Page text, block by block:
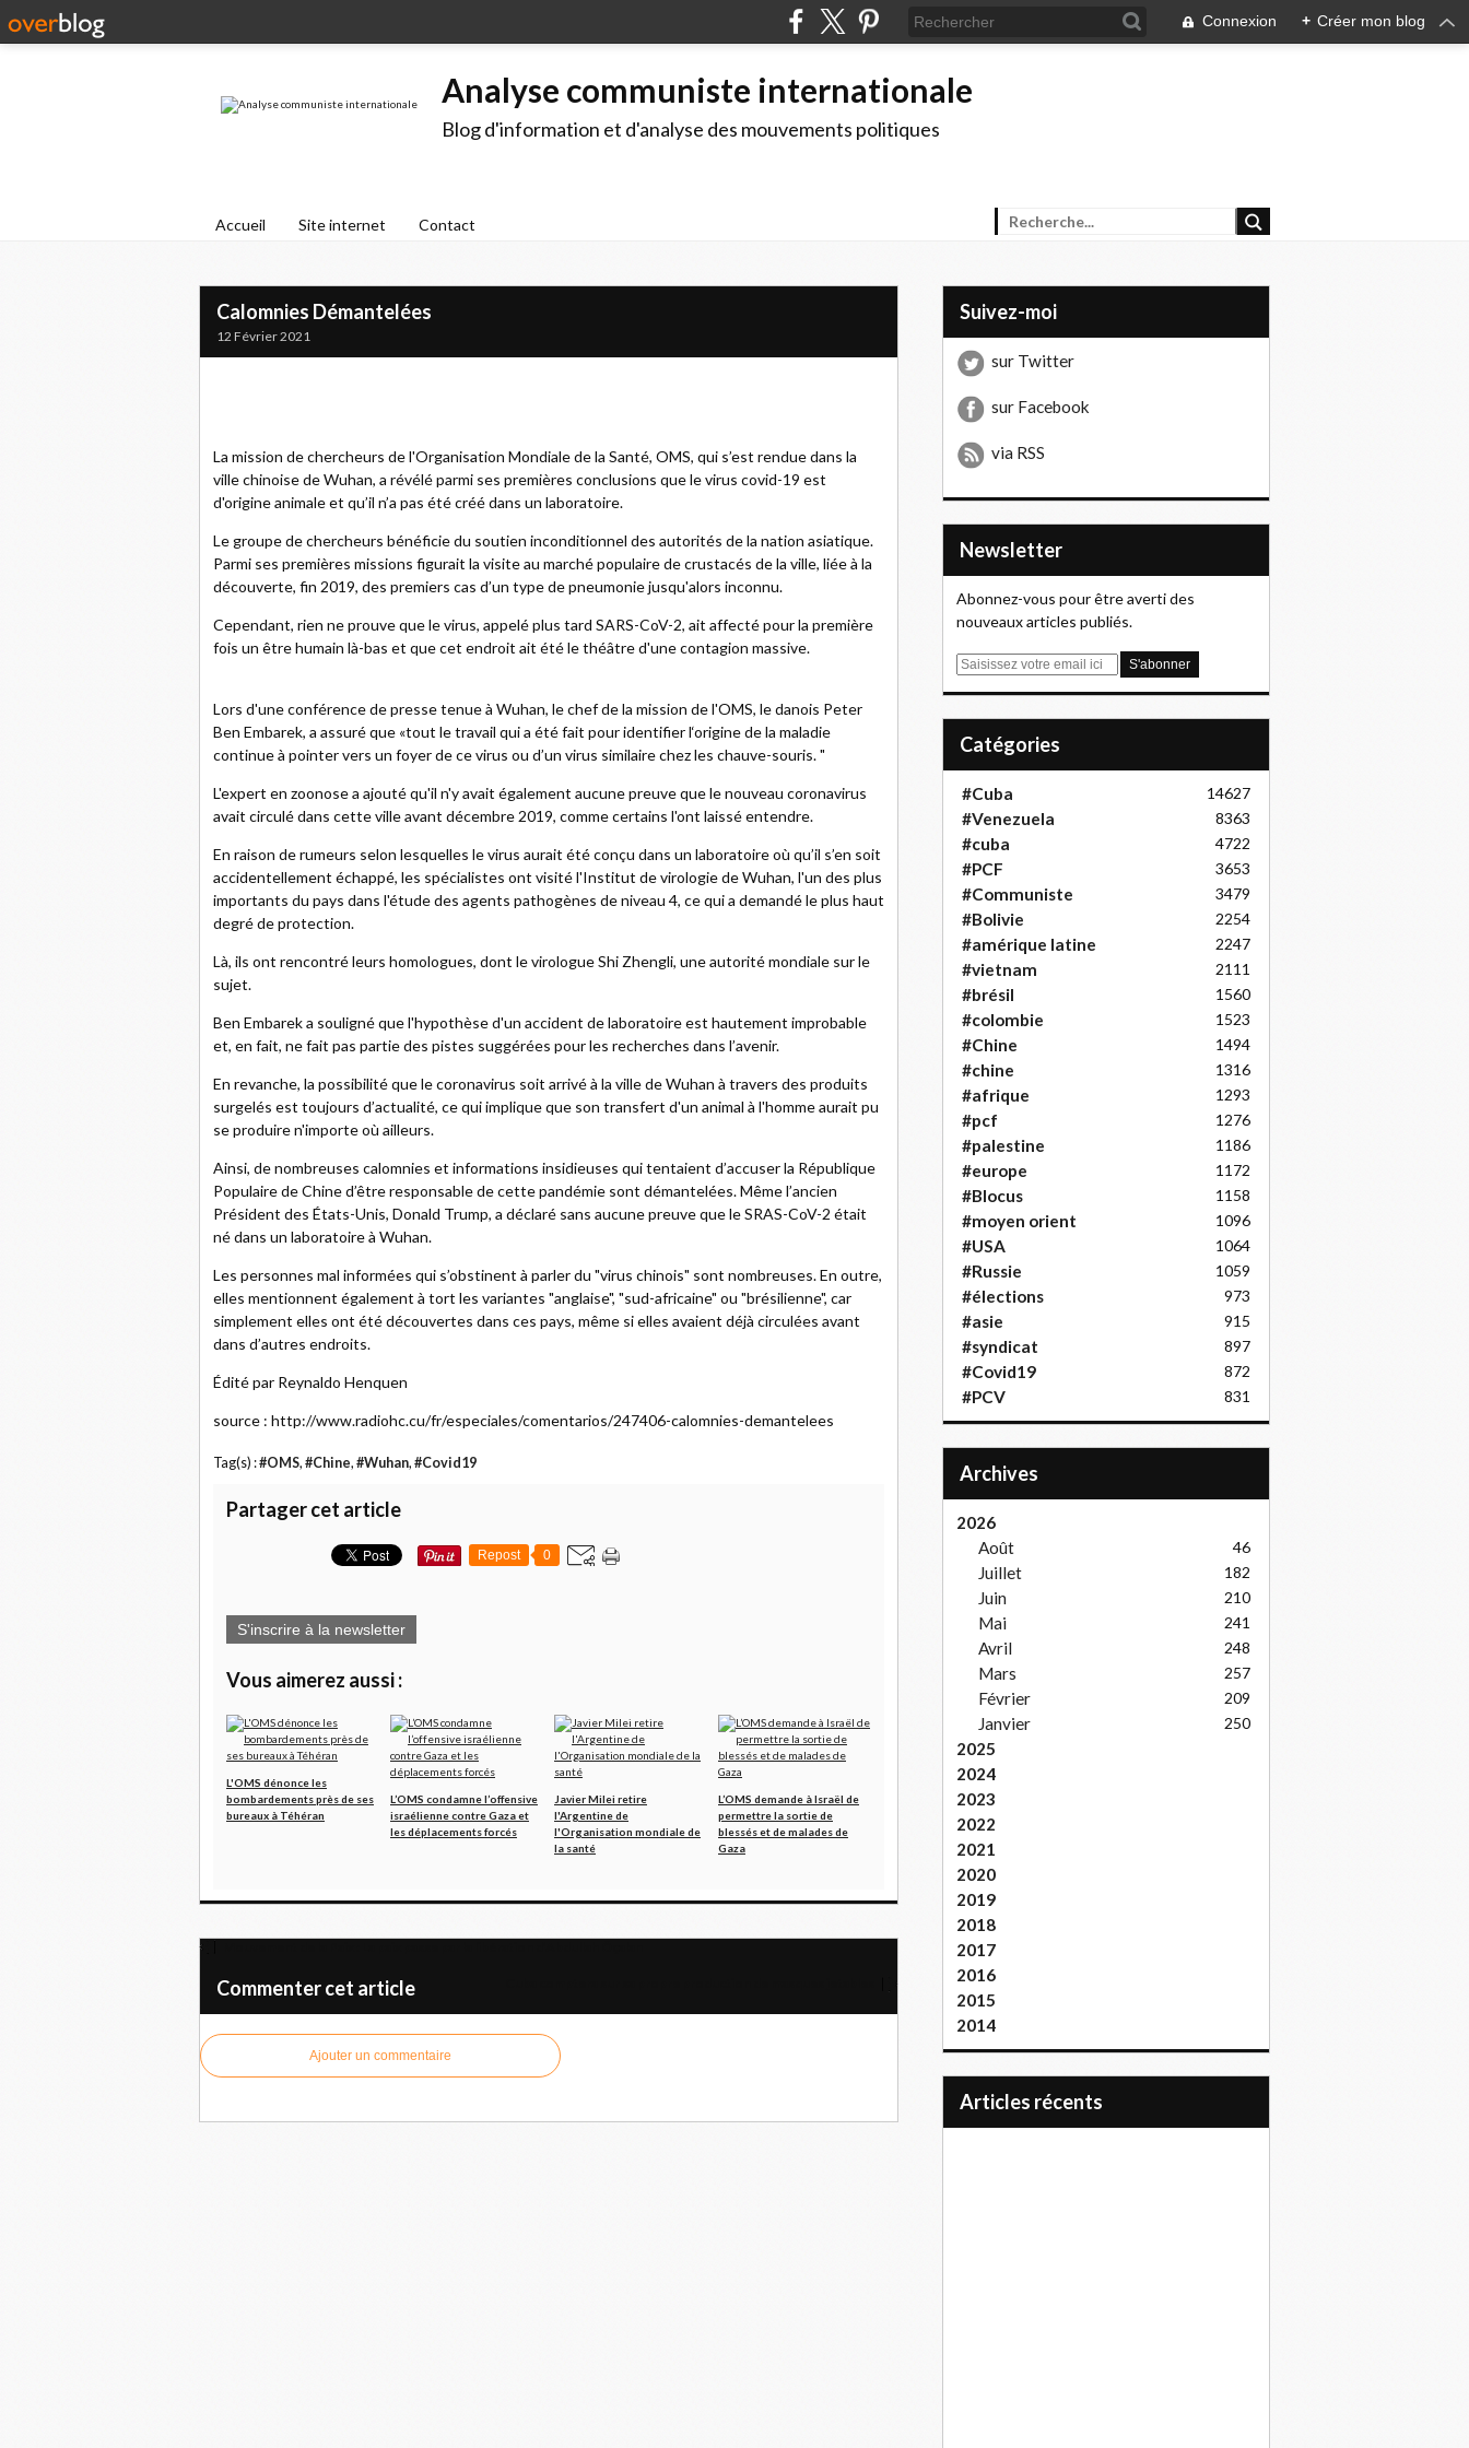
Connexion + Créer mon blog
Analyse communiste internationale
Blog d'information et d'analyse des mouvements politiques
Accueil Site internet Contact
Calomnies Démantelées
12 Février 2021
La mission de chercheurs de l'Organisation Mondiale de la Santé, OMS, qui s’est rendue dans la
ville chinoise de Wuhan, a révélé parmi ses premières conclusions que le virus covid-19 est
d'origine animale et qu’il n’a pas été créé dans un laboratoire.
Le groupe de chercheurs bénéficie du soutien inconditionnel des autorités de la nation asiatique.
Parmi ses premières missions figurait la visite au marché populaire de crustacés de la ville, liée à la
découverte, fin 2019, des premiers cas d’un type de pneumonie jusqu'alors inconnu.
Cependant, rien ne prouve que le virus, appelé plus tard SARS-CoV-2, ait affecté pour la première
fois un être humain là-bas et que cet endroit ait été le théâtre d'une contagion massive.
Lors d'une conférence de presse tenue à Wuhan, le chef de la mission de l'OMS, le danois Peter
Ben Embarek, a assuré que «tout le travail qui a été fait pour identifier l‘origine de la maladie
continue à pointer vers un foyer de ce virus ou d’un virus similaire chez les chauve-souris. "
L'expert en zoonose a ajouté qu'il n'y avait également aucune preuve que le nouveau coronavirus
avait circulé dans cette ville avant décembre 2019, comme certains l'ont laissé entendre.
En raison de rumeurs selon lesquelles le virus aurait été conçu dans un laboratoire où qu’il s’en soit
accidentellement échappé, les spécialistes ont visité l'Institut de virologie de Wuhan, l'un des plus
importants du pays dans l'étude des agents pathogènes de niveau 4, ce qui a demandé le plus haut
degré de protection.
Là, ils ont rencontré leurs homologues, dont le virologue Shi Zhengli, une autorité mondiale sur le
sujet.
Ben Embarek a souligné que l'hypothèse d'un accident de laboratoire est hautement improbable
et, en fait, ne fait pas partie des pistes suggérées pour les recherches dans l’avenir.
En revanche, la possibilité que le coronavirus soit arrivé à la ville de Wuhan à travers des produits
surgelés est toujours d’actualité, ce qui implique que son transfert d'un animal à l'homme aurait pu
se produire n'importe où ailleurs.
Ainsi, de nombreuses calomnies et informations insidieuses qui tentaient d’accuser la République
Populaire de Chine d’être responsable de cette pandémie sont démantelées. Même l’ancien
Président des États-Unis, Donald Trump, a déclaré sans aucune preuve que le SRAS-CoV-2 était
né dans un laboratoire à Wuhan.
Les personnes mal informées qui s’obstinent à parler du "virus chinois" sont nombreuses. En outre,
elles mentionnent également à tort les variantes "anglaise", "sud-africaine" ou "brésilienne", car
simplement elles ont été découvertes dans ces pays, même si elles avaient déjà circulées avant
dans d’autres endroits.
Édité par Reynaldo Henquen
source : http://www.radiohc.cu/fr/especiales/comentarios/247406-calomnies-demantelees
Tag(s) :#OMS, #Chine, #Wuhan, #Covid19
Partager cet article
Repost 0
S'inscrire à la newsletter
Vous aimerez aussi :
L'OMS dénonce les
bombardements près de ses
bureaux à Téhéran
L’OMS condamne l’offensive
israélienne contre Gaza et
les déplacements forcés
Javier Milei retire
l'Argentine de
l'Organisation mondiale de
la santé
L’OMS demande à Israël de
permettre la sortie de
blessés et de malades de
Gaza
Commenter cet article
Ajouter un commentaire
Suivez-moi
sur Twitter
sur Facebook
via RSS
Newsletter
Abonnez-vous pour être averti des
nouveaux articles publiés.
E
Catégories
#Cuba 14627
#Venezuela 8363
#cuba 4722
#PCF 3653
#Communiste 3479
#Bolivie 2254
#amérique latine 2247
#vietnam 2111
#brésil 1560
#colombie 1523
#Chine 1494
#chine 1316
#afrique 1293
#pcf 1276
#palestine 1186
#europe 1172
#Blocus 1158
#moyen orient 1096
#USA 1064
#Russie 1059
#élections 973
#asie 915
#syndicat 897
#Covid19 872
#PCV 831
Archives
2026
Août
46
Juillet 182
Juin 210
Mai 241
Avril 248
Mars 257
Février 209
Janvier 250
2025
2024
2023
2022
2021
2020
2019
2018
2017
2016
2015
2014
articles récents